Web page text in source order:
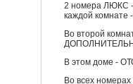
2 номера ЛЮКС -
каждой комнате
Во второй
В этом доме -
Во всех